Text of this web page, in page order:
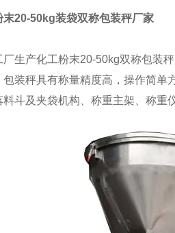
末20-50kg装袋双称包装秤厂家
厂生产化工粉末20-50kg双称包装
包装秤具有称量精度高，操作简单
料斗及夹袋机构、称重主架、称重